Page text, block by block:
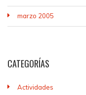
marzo 2005
CATEGORÍAS
Actividades